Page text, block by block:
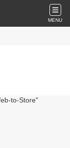
MENU